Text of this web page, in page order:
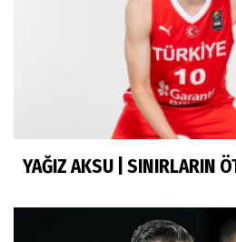
YAĞIZ AKSU | SINIRLARIN